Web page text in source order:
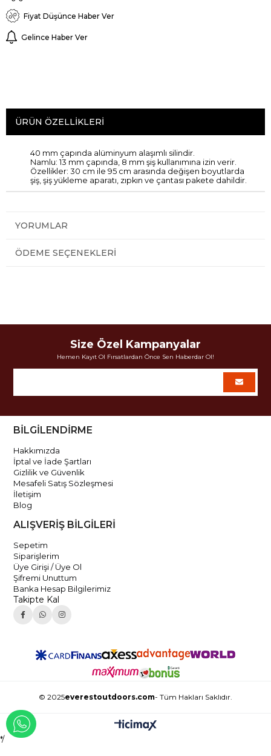
Fiyat Düşünce Haber Ver
Gelince Haber Ver
ÜRÜN ÖZELLIKLERI
40 mm çapında alüminyum alaşımlı silindir
Namlu: 13 mm çapında 8 mm şiş kullanımına izin verir.
Özellikler: 30 cm ile 95 cm arasında değişen boyutlarda
şiş , şiş yükleme aparatı zıpkın ve çantası pakete dahildir.
YORUMLAR
ÖDEME SEÇENEKLERI
Size Özel Kampanyalar
Hemen Kayıt Ol Fırsatlardan Önce Sen Haberdar Ol!
BİLGİLENDİRME
Hakkımızda
İptal ve İade Şartları
Gizlilik ve Güvenlik
Mesafeli Satış Sözleşmesi
İletişim
Blog
ALIŞVERİŞ BİLGİLERİ
Sepetim
Siparişlerim
Üye Girişi / Üye Ol
Şifremi Unuttum
Banka Hesap Bilgilerimiz
Takipte Kal
© 2025everestoutdoors.com- Tüm Hakları Saklıdır.
*/
WHATSAPP İLE İLETİŞİME GEÇ